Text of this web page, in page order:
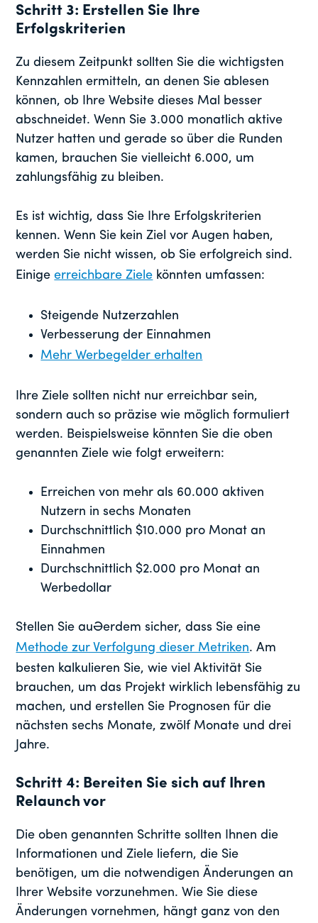
Schritt 3: Erstellen Sie Ihre
Erfolgskriterien
Zu diesem Zeitpunkt sollten Sie die wichtigsten
Kennzahlen ermitteln, an denen Sie ablesen
können, ob Ihre Website dieses Mal besser
abschneidet. Wenn Sie 3.000 monatlich aktive
Nutzer hatten und gerade so über die Runden
kamen, brauchen Sie vielleicht 6.000, um
zahlungsfähig zu bleiben.
Es ist wichtig, dass Sie Ihre Erfolgskriterien
kennen. Wenn Sie kein Ziel vor Augen haben,
werden Sie nicht wissen, ob Sie erfolgreich sind.
Einigeerreichbare Ziele könnten umfassen:
Steigende Nutzerzahlen
Verbesserung der Einnahmen
Mehr Werbegelder erhalten
Ihre Ziele sollten nicht nur erreichbar sein,
sondern auch so präzise wie möglich formuliert
werden. Beispielsweise könnten Sie die oben
genannten Ziele wie folgt erweitern:
Erreichen von mehr als 60.000 aktiven
Nutzern in sechs Monaten
Durchschnittlich $10.000 pro Monat an
Einnahmen
Durchschnittlich $2.000 pro Monat an
Werbedollar
Stellen Sie außerdem sicher, dass Sie eine
Methode zur Verfolgung dieser Metriken. Am
besten kalkulieren Sie, wie viel Aktivität Sie
brauchen, um das Projekt wirklich lebensfähig zu
machen, und erstellen Sie Prognosen für die
nächsten sechs Monate, zwölf Monate und drei
Jahre.
Schritt 4: Bereiten Sie sich auf Ihren
Relaunch vor
Die oben genannten Schritte sollten Ihnen die
Informationen und Ziele liefern, die Sie
benötigen, um die notwendigen Änderungen an
Ihrer Website vorzunehmen. Wie Sie diese
Änderungen vornehmen, hängt ganz von den